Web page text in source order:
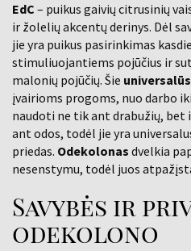
EdC – puikus gaivių citrusinių
ir žolelių akcentų derinys. Dėl
jie yra puikus pasirinkimas
stimuliuojantiems pojūčius ir
malonių pojūčių. Šie
įvairioms progoms, nuo darbo
naudoti ne tik ant drabužių,
ant odos, todėl jie yra
priedas. Odekolonas dvelkia
nesenstymu, todėl juos
Savybės ir
odekolono